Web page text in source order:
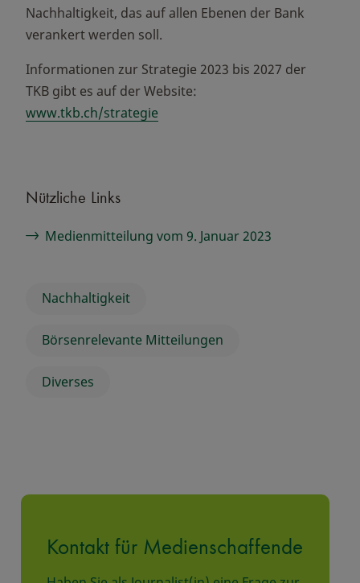
Nachhaltigkeit, das auf allen Ebenen der Bank
verankert werden soll.
Informationen zur Strategie 2023 bis 2027 der
TKB gibt es auf der Website:
www.tkb.ch/strategie
Nützliche Links
Medienmitteilung vom 9. Januar 2023
Nachhaltigkeit
Börsenrelevante Mitteilungen
Diverses
Kontakt für Medienschaffende